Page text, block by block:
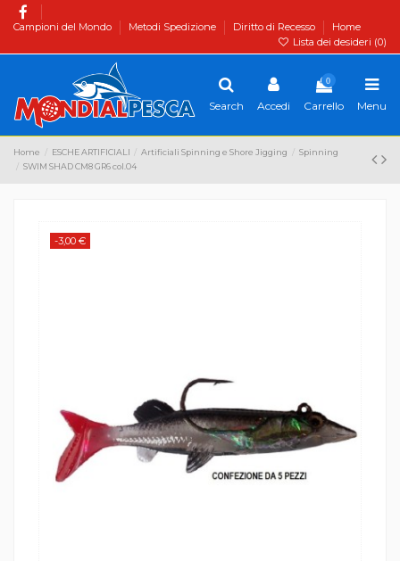
Campioni del Mondo Metodi Spedizione Diritto di Recesso
Home
Lista dei desideri (0)
Search Accedi
0
Carrello Menu
Home ESCHE ARTIFICIALI Artificiali Spinning e Shore Jigging
Spinning
SWIM SHAD CM8 GR6 col.04
-3,00 €